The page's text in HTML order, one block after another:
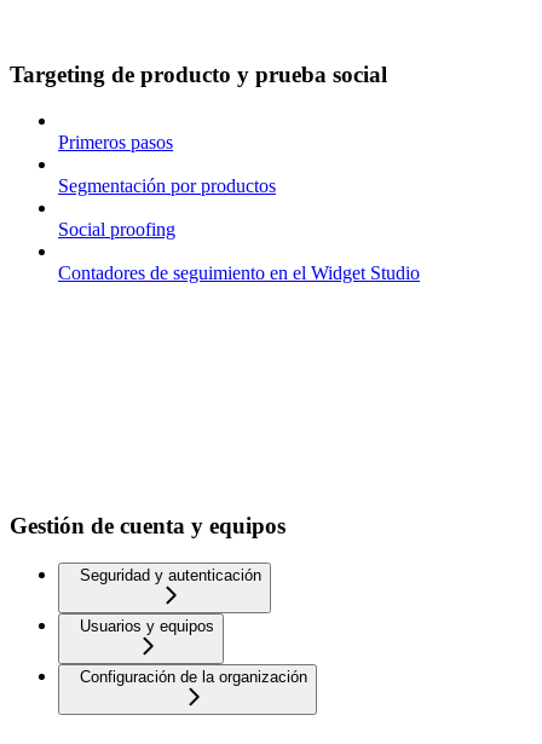
Targeting de producto y prueba social
Primeros pasos
Segmentación por productos
Social proofing
Contadores de seguimiento en el Widget Studio
Gestión de cuenta y equipos
Seguridad y autenticación
Usuarios y equipos
Configuración de la organización